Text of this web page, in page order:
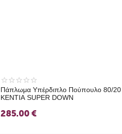
Πάπλωμα Υπέρδιπλο Πούπουλο 80/20
KENTIA SUPER DOWN
285.00€